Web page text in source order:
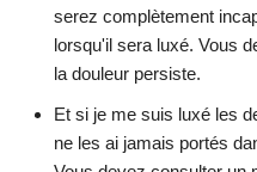
serez complètement
lorsqu'il sera luxé. Vous
la douleur persiste.
Et si je me suis luxé les
ne les ai jamais portés